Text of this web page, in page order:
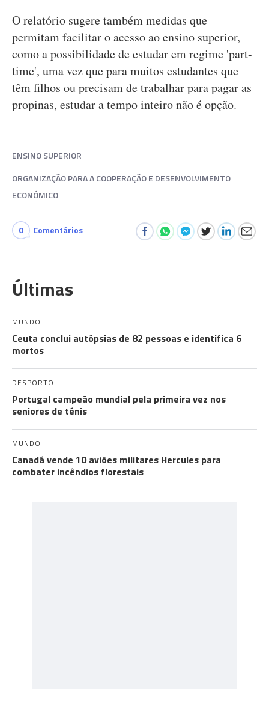
O relatório sugere também medidas que
permitam facilitar o acesso ao ensino superior,
como a possibilidade de estudar em regime 'part-
time', uma vez que para muitos estudantes que
têm filhos ou precisam de trabalhar para pagar as
propinas, estudar a tempo inteiro não é opção.
ENSINO SUPERIOR
ORGANIZAÇÃO PARA A COOPERAÇÃO E DESENVOLVIMENTO
ECONÓMICO
0 Comentários
Últimas
MUNDO
Ceuta conclui autópsias de 82 pessoas e identifica 6
mortos
DESPORTO
Portugal campeão mundial pela primeira vez nos
seniores de ténis
MUNDO
Canadá vende 10 aviões militares Hercules para
combater incêndios florestais